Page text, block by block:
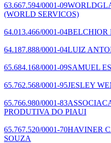
63.667.594/0001-09
(WORLD SERVICOS)
64.013.466/0001-04BELCHIOR
64.187.888/0001-04LUIZ
65.684.168/0001-09SAMUEL
65.762.568/0001-95JESLEY
65.766.980/0001-83
PRODUTIVA DO PIAUI
65.767.520/0001-70HAVINER
SOUZA